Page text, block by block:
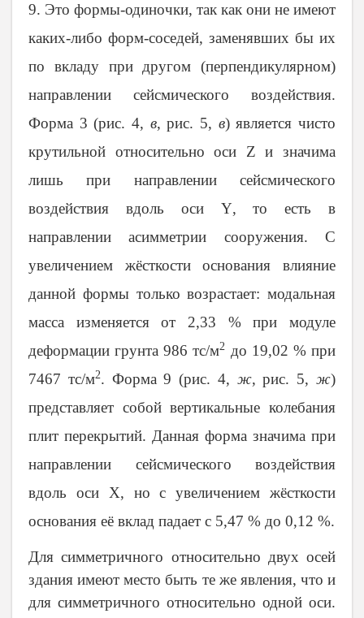
9. Это формы-одиночки, так как они не имеют
каких-либо форм-соседей, заменявших бы их
по вкладу при другом (перпендикулярном)
направлении сейсмического воздействия.
Форма 3 (рис. 4, в, рис. 5, в) является чисто
крутильной относительно оси Z и значима
лишь при направлении сейсмического
воздействия вдоль оси Y, то есть в
направлении асимметрии сооружения. С
увеличением жёсткости основания влияние
данной формы только возрастает: модальная
масса изменяется от 2,33 % при модуле
деформации грунта 986 тс/м2 до 19,02 % при
7467 тс/м2. Форма 9 (рис. 4, ж, рис. 5,ж)
представляет собой вертикальные колебания
плит перекрытий. Данная форма значима при
направлении сейсмического воздействия
вдоль оси X, но с увеличением жёсткости
основания её вклад падает с 5,47 % до 0,12 %.
Для симметричного относительно двух осей
здания имеют место быть те же явления, что и
для симметричного относительно одной оси.